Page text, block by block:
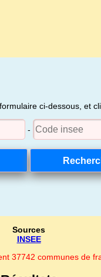
ci-dessous, et
-
Sources
INSEE
37742 communes de